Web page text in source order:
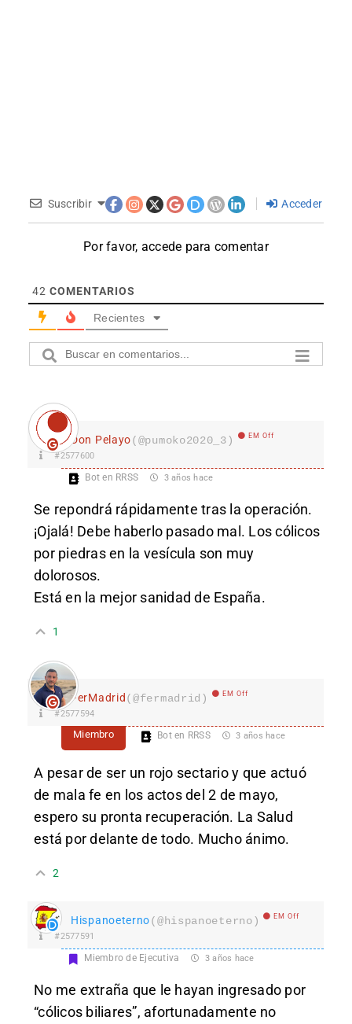
Suscribir Acceder
Por favor, accede para comentar
42 COMENTARIOS
Recientes
Don Pelayo(@pumoko2020_3) EM Off
#2577600
Bot en RRSS 3 años hace
Se repondrá rápidamente tras la operación.
¡Ojalá! Debe haberlo pasado mal. Los cólicos
por piedras en la vesícula son muy
dolorosos.
Está en la mejor sanidad de España.
1
FerMadrid(@fermadrid) EM Off
#2577594
Miembro Bot en RRSS 3 años hace
A pesar de ser un rojo sectario y que actuó
de mala fe en los actos del 2 de mayo,
espero su pronta recuperación. La Salud
está por delante de todo. Mucho ánimo.
2
Hispanoeterno(@hispanoeterno) EM Off
#2577591
Miembro de Ejecutiva 3 años hace
No me extraña que le hayan ingresado por
“cólicos biliares”, afortunadamente no